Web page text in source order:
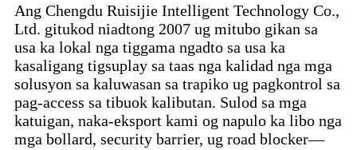
Ang Chengdu Ruisijie Intelligent Technology Co.,
Ltd. gitukod niadtong 2007 ug mitubo gikan sa
usa ka lokal nga tiggama ngadto sa usa ka
kasaligang tigsuplay sa taas nga kalidad nga mga
solusyon sa kaluwasan sa trapiko ug pagkontrol sa
pag-access sa tibuok kalibutan. Sulod sa mga
katuigan, naka-eksport kami og napulo ka libo nga
mga bollard, security barrier, ug road blocker—